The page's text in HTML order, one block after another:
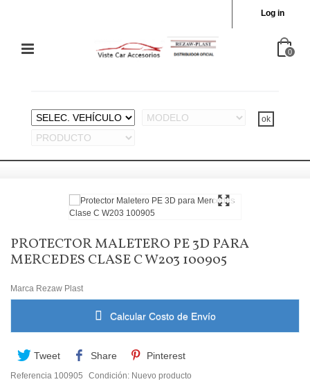
Log in
0
PROTECTOR MALETERO PE 3D PARA
MERCEDES CLASE C W203 100905
Marca Rezaw Plast
Calcular Costo de Envío
Tweet Share Pinterest
Referencia 100905 Condición: Nuevo producto